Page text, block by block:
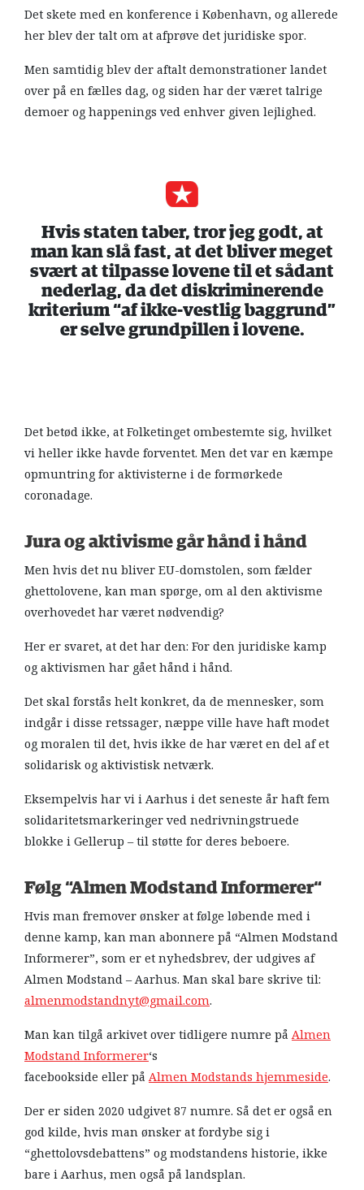
Det skete med en konference i København, og allerede
her blev der talt om at afprøve det juridiske spor.
Men samtidig blev der aftalt demonstrationer landet
over på en fælles dag, og siden har der været talrige
demoer og happenings ved enhver given lejlighed.
Hvis staten taber, tror jeg godt, at
man kan slå fast, at det bliver meget
svært at tilpasse lovene til et sådant
nederlag, da det diskriminerende
kriterium “af ikke-vestlig baggrund”
er selve grundpillen i lovene.
Det betød ikke, at Folketinget ombestemte sig, hvilket
vi heller ikke havde forventet. Men det var en kæmpe
opmuntring for aktivisterne i de formørkede
coronadage.
Jura og aktivisme går hånd i hånd
Men hvis det nu bliver EU-domstolen, som fælder
ghettolovene, kan man spørge, om al den aktivisme
overhovedet har været nødvendig?
Her er svaret, at det har den: For den juridiske kamp
og aktivismen har gået hånd i hånd.
Det skal forstås helt konkret, da de mennesker, som
indgår i disse retssager, næppe ville have haft modet
og moralen til det, hvis ikke de har været en del af et
solidarisk og aktivistisk netværk.
Eksempelvis har vi i Aarhus i det seneste år haft fem
solidaritetsmarkeringer ved nedrivningstruede
blokke i Gellerup – til støtte for deres beboere.
Følg “Almen Modstand Informerer“
Hvis man fremover ønsker at følge løbende med i
denne kamp, kan man abonnere på “Almen Modstand
Informerer”, som er et nyhedsbrev, der udgives af
Almen Modstand – Aarhus. Man skal bare skrive til:
almenmodstandnyt@gmail.com.
Man kan tilgå arkivet over tidligere numre påAlmen
Modstand Informerer‘s
facebookside eller påAlmen Modstands hjemmeside.
Der er siden 2020 udgivet 87 numre. Så det er også en
god kilde, hvis man ønsker at fordybe sig i
“ghettolovsdebattens” og modstandens historie, ikke
bare i Aarhus, men også på landsplan.